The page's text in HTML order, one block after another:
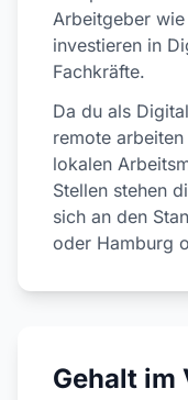
Arbeitgeber wie
investieren in
Fachkräfte.
Da du als
remote
lokalen
Stellen stehen
sich an den
oder Hamburg
Gehalt im